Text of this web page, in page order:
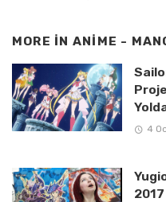
MORE IN ANIME -
4